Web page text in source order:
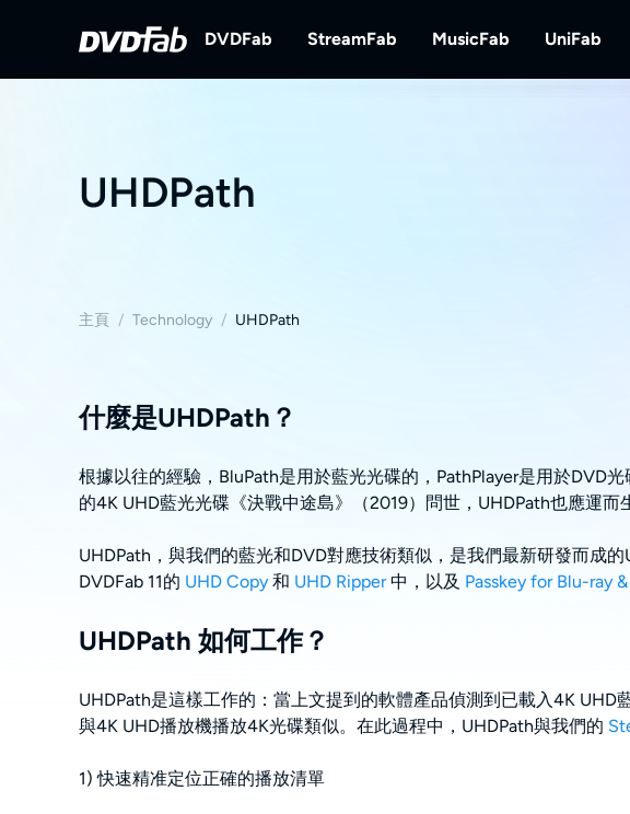
DVDFab StreamFab MusicFab UniFab
UHDPath
主頁 / Technology / UHDPath
什麼是UHDPath？
根據以往的經驗，BluPath是用於藍光光碟的，PathPlayer是用於DVD
的4K UHD藍光光碟《決戰中途島》（2019）問世，UHDPath也應運而
UHDPath，與我們的藍光和DVD對應技術類似，是我們最新研發而成
DVDFab 11的 UHD Copy和 UHD Ripper中，以及 Passkey for Blu-ray
UHDPath 如何工作？
UHDPath是這樣工作的：當上文提到的軟體產品偵測到已載入4K
與4K UHD播放機播放4K光碟類似。在此過程中，UHDPath與我們的
1) 快速精准定位正確的播放清單